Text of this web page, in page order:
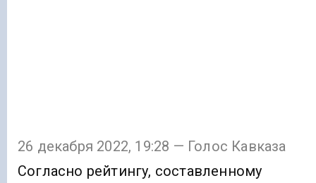
26 декабря 2022, 19:28 — Голос Кавказа
Согласно рейтингу, составленному